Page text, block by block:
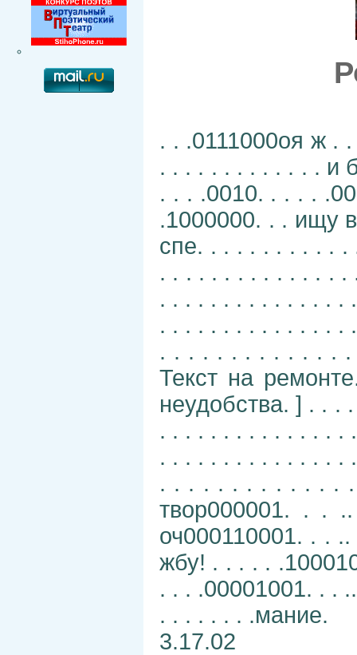
. . .0111000оя ж .
. . . . . . . . . . . . . и
. . . .0010. . . . .
.1000000. . . ищу
спе. . . . . . . . . . . .
. . . . . . . . . . . . . . .
. . . . . . . . . . . . . . .
. . . . . . . . . . . . . . .
. . . . . . . . . . . . .
Текст на
неудобства. ] . . .
. . . . . . . . . . . . . . .
. . . . . . . . . . . . . . .
. . . . . . . . . . . . .
твор000001. .
оч000110001. . .
жбу! . . . . .
. . . .00001001. . .
. . . . . . . .мание.
3.17.02